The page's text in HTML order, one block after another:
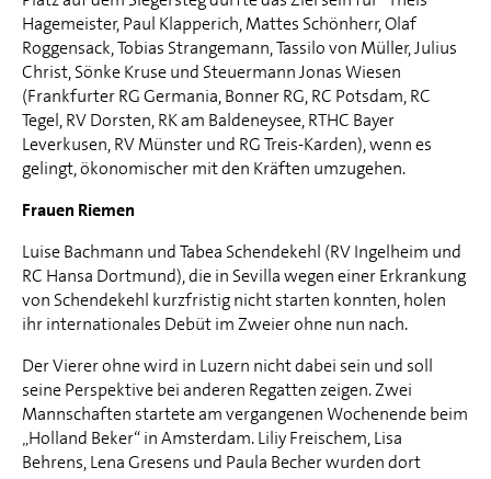
Hagemeister, Paul Klapperich, Mattes Schönherr, Olaf
Roggensack, Tobias Strangemann, Tassilo von Müller, Julius
Christ, Sönke Kruse und Steuermann Jonas Wiesen
(Frankfurter RG Germania, Bonner RG, RC Potsdam, RC
Tegel, RV Dorsten, RK am Baldeneysee, RTHC Bayer
Leverkusen, RV Münster und RG Treis-Karden), wenn es
gelingt, ökonomischer mit den Kräften umzugehen.
Frauen Riemen
Luise Bachmann und Tabea Schendekehl (RV Ingelheim und
RC Hansa Dortmund), die in Sevilla wegen einer Erkrankung
von Schendekehl kurzfristig nicht starten konnten, holen
ihr internationales Debüt im Zweier ohne nun nach.
Der Vierer ohne wird in Luzern nicht dabei sein und soll
seine Perspektive bei anderen Regatten zeigen. Zwei
Mannschaften startete am vergangenen Wochenende beim
„Holland Beker“ in Amsterdam. Liliy Freischem, Lisa
Behrens, Lena Gresens und Paula Becher wurden dort